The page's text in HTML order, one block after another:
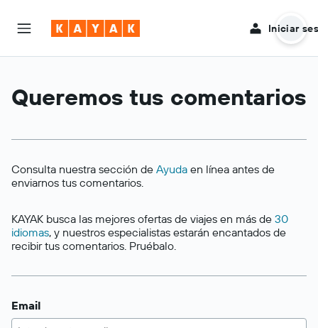
Iniciar
Queremos tus comentarios
Email
Consulta nuestra sección de Ayuda en línea antes de
enviarnos tus comentarios.
KAYAK busca las mejores ofertas de viajes en más de 30
idiomas, y nuestros especialistas estarán encantados de
recibir tus comentarios. Pruébalo.